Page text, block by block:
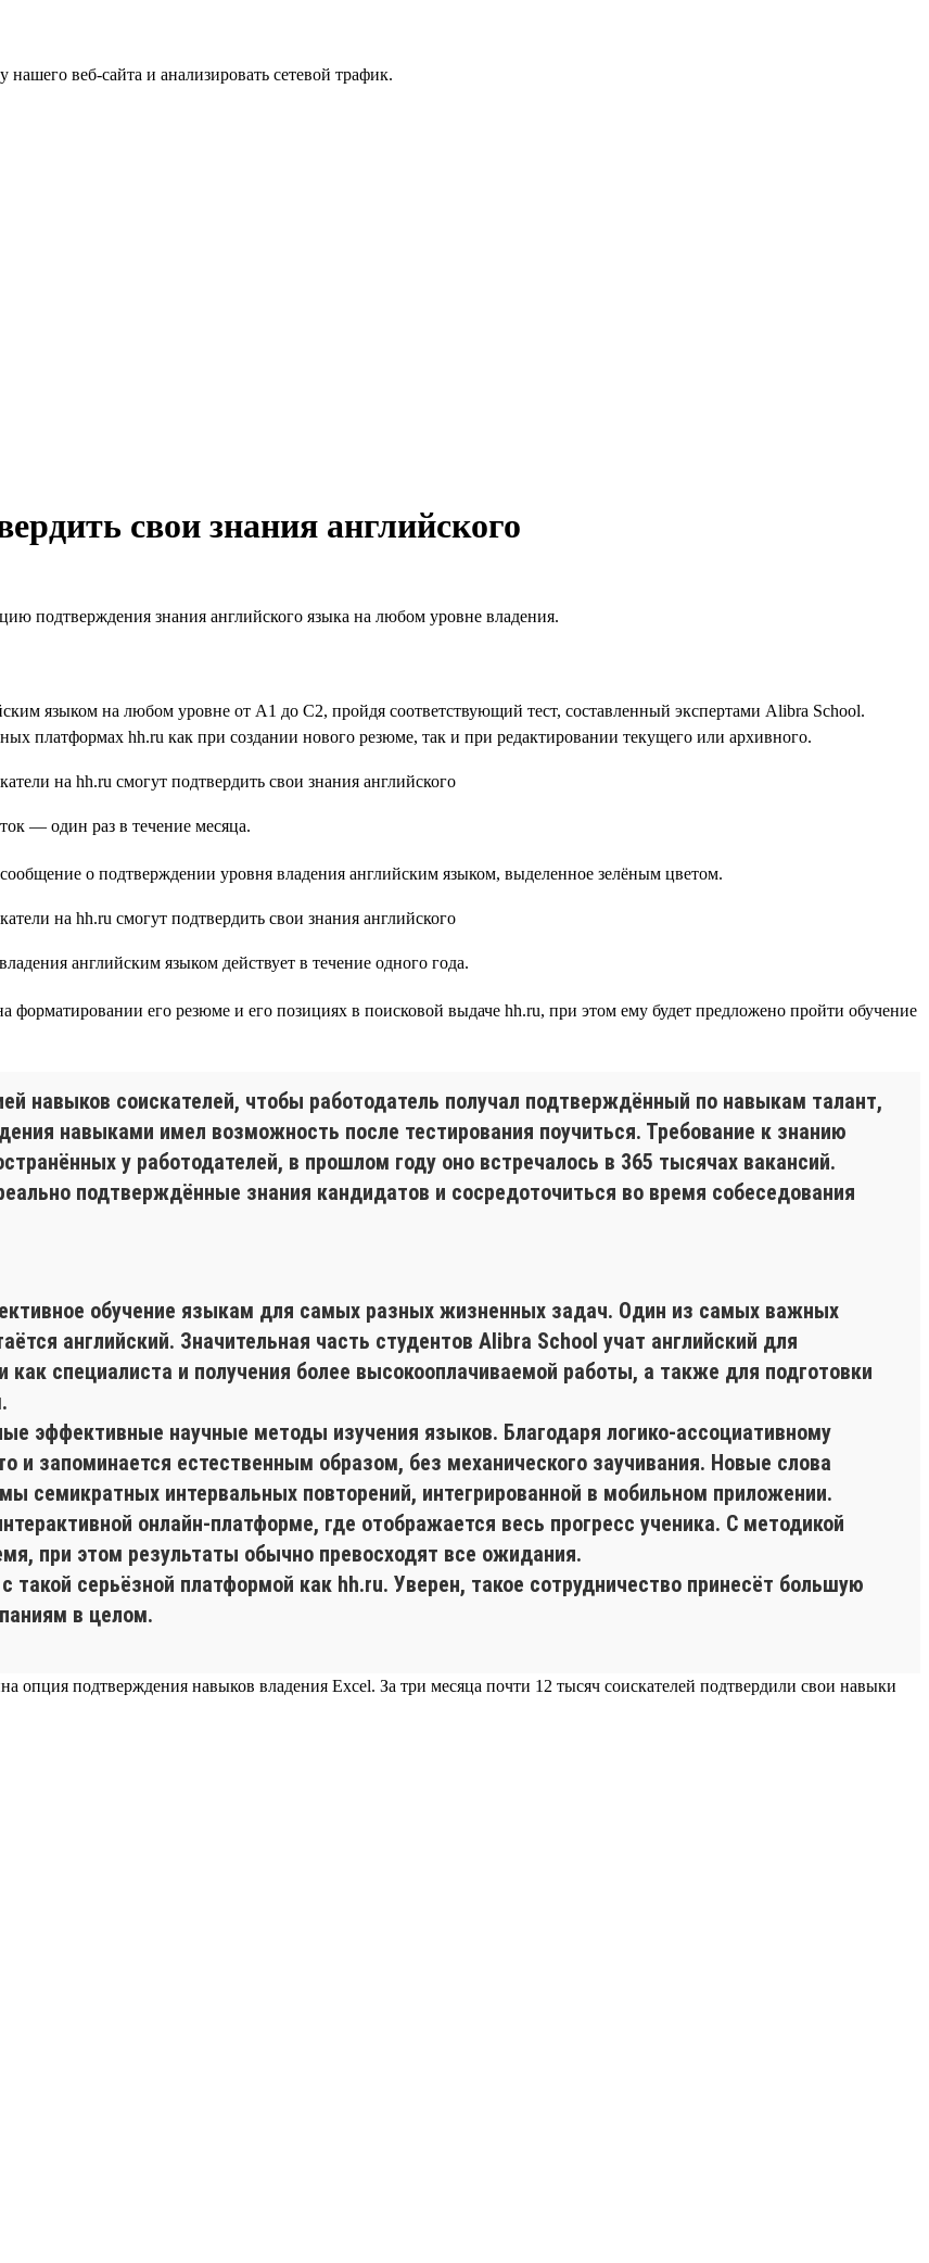
веб-сайта и анализировать сетевой трафик.
свои знания английского
подтверждения знания английского языка на любом уровне владения.
языком на любом уровне от А1 до С2, пройдя соответствующий тест, составленный экспертами Alibra School.
платформах hh.ru как при создании нового резюме, так и при редактировании текущего или архивного.
— один раз в течение месяца.
о подтверждении уровня владения английским языком, выделенное зелёным цветом.
английским языком действует в течение одного года.
форматировании его резюме и его позициях в поисковой выдаче hh.ru, при этом ему будет предложено пройти обучение
навыков соискателей, чтобы работодатель получал подтверждённый по навыкам талант,
навыками имел возможность после тестирования поучиться. Требование к знанию
у работодателей, в прошлом году оно встречалось в 365 тысячах вакансий.
подтверждённые знания кандидатов и сосредоточиться во время собеседования
обучение языкам для самых разных жизненных задач. Один из самых важных
английский. Значительная часть студентов Alibra School учат английский для
специалиста и получения более высокооплачиваемой работы, а также для подготовки
эффективные научные методы изучения языков. Благодаря логико-ассоциативному
и запоминается естественным образом, без механического заучивания. Новые слова
семикратных интервальных повторений, интегрированной в мобильном приложении.
онлайн-платформе, где отображается весь прогресс ученика. С методикой
при этом результаты обычно превосходят все ожидания.
серьёзной платформой как hh.ru. Уверен, такое сотрудничество принесёт большую
в целом.
опция подтверждения навыков владения Excel. За три месяца почти 12 тысяч соискателей подтвердили свои навыки